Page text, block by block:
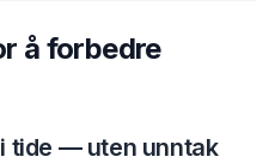
å forbedre
tide — uten unntak